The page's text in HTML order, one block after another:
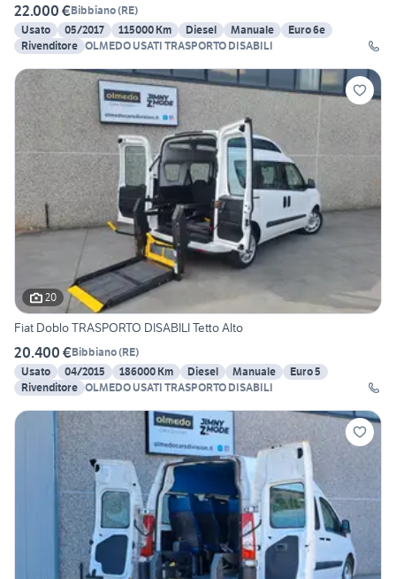
22.000 €Bibbiano(RE)
Usato
05/2017 115000 Km Diesel Manuale
Euro 6e
Rivenditore OLMEDO USATI TRASPORTO DISABILI
20
Fiat Doblo TRASPORTO DISABILI Tetto Alto
20.400 €Bibbiano(RE)
Usato
04/2015 186000 Km Diesel Manuale
Euro 5
Rivenditore OLMEDO USATI TRASPORTO DISABILI